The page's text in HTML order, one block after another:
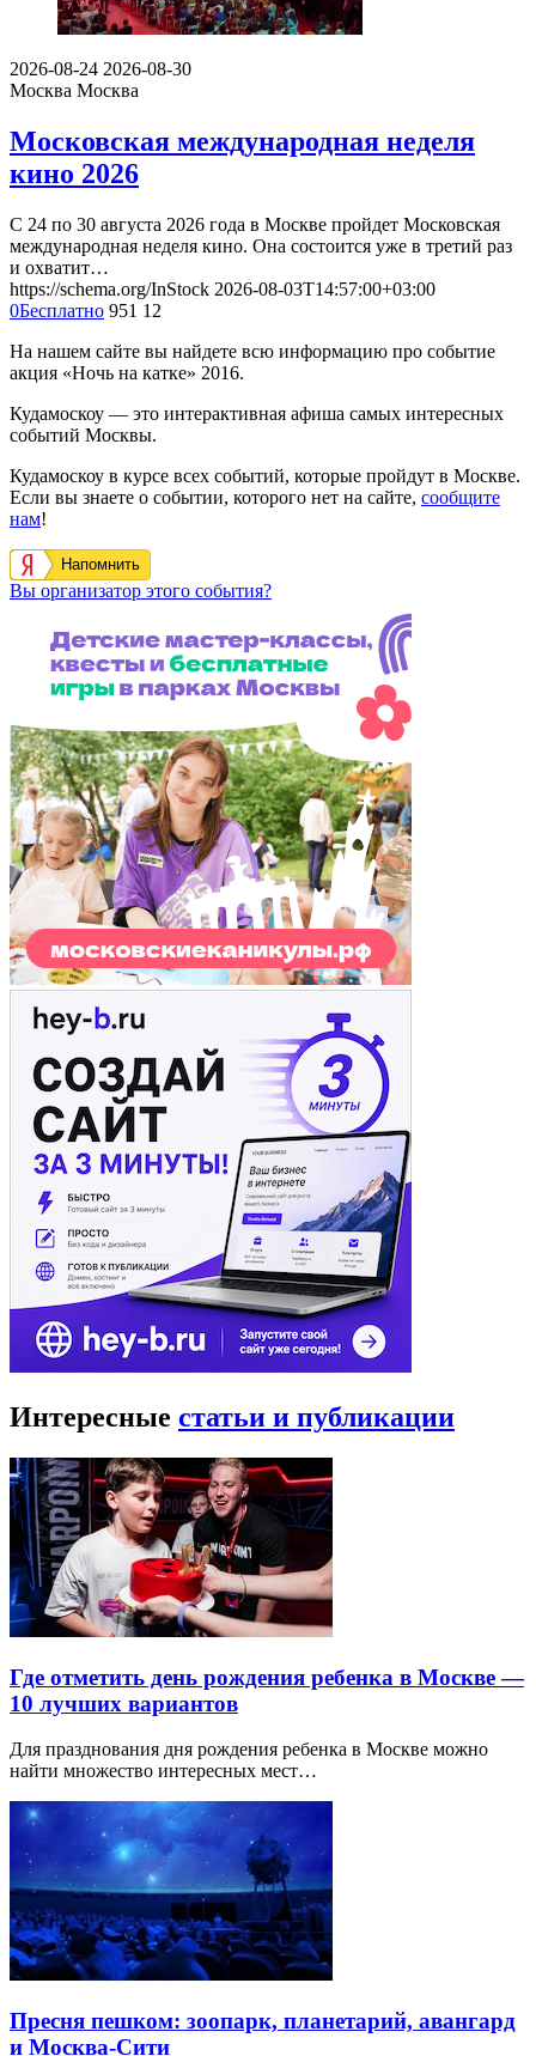
2026-08-24 2026-08-30
Москва Москва
Московская международная неделя
кино 2026
С 24 по 30 августа 2026 года в Москве пройдет Московская
международная неделя кино. Она состоится уже в третий раз
и охватит…
https://schema.org/InStock 2026-08-03T14:57:00+03:00
0Бесплатно 951 12
На нашем сайте вы найдете всю информацию про событие
акция «Ночь на катке» 2016.
Кудамоскоу — это интерактивная афиша самых интересных
событий Москвы.
Кудамоскоу в курсе всех событий, которые пройдут в Москве.
Если вы знаете о событии, которого нет на сайте, сообщите
нам!
Напомнить
Вы организатор этого события?
Интересные статьи и публикации
Где отметить день рождения ребенка в Москве —
10 лучших вариантов
Для празднования дня рождения ребенка в Москве можно
найти множество интересных мест…
Пресня пешком: зоопарк, планетарий, авангард
и Москва-Сити